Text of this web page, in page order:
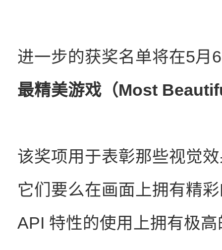
进一步的获奖名单将在5月
最精美游戏（Most
该奖项用于表彰那些视觉
它们要么在画面上拥有精
API 特性的使用上拥有极